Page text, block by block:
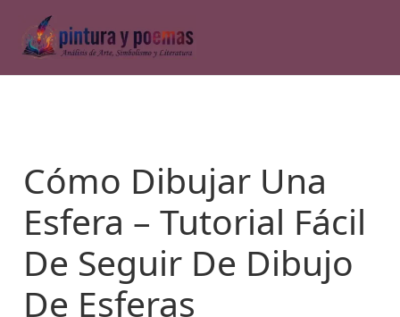
Cómo Dibujar Una
Esfera – Tutorial Fácil
De Seguir De Dibujo
De Esferas